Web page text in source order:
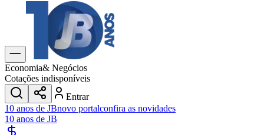
Explore Tudo
Últimas Notícias
Previsão do Tempo
Trânsito e Rotas
Dia a Dia & Lazer
Transportes
Gastronomia
Cinema & Shows
JogosNovo
Para Sua Empresa
Economia& Negócios
Cotações indisponíveis
Entrar
10 anos de JBnovo portalconfira as novidades
10 anos de JB